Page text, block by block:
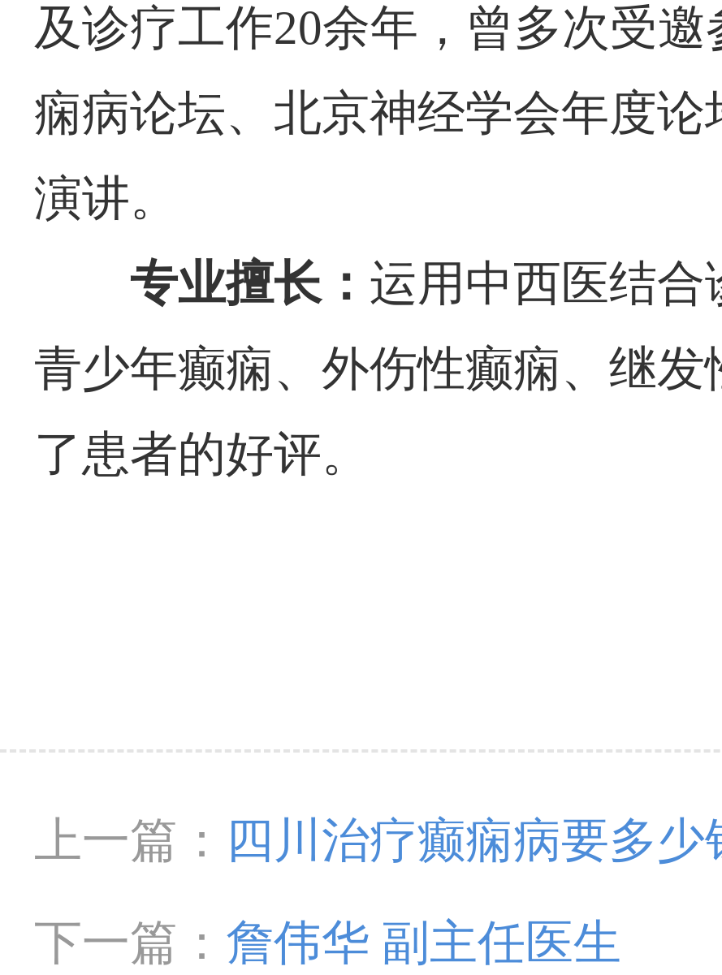
及诊疗工作20余年，曾多次受
痫病论坛、北京神经学会年度
演讲。
专业擅长： 运用中西医结合
青少年癫痫、外伤性癫痫、继发
了患者的好评。
上一篇： 四川治疗癫痫病要多少
哪些常识?
下一篇： 詹伟华 副主任医生